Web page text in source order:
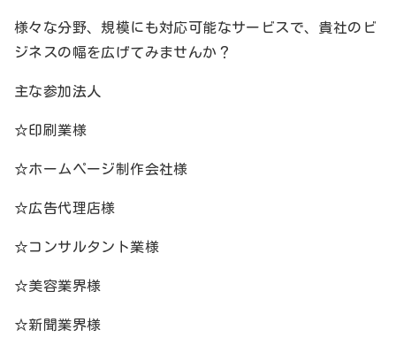
様々な分野、規模にも対応可能なサービスで、貴社のビ
ジネスの幅を広げてみませんか？
主な参加法人
☆印刷業様
☆ホームページ制作会社様
☆広告代理店様
☆コンサルタント業様
☆美容業界様
☆新聞業界様